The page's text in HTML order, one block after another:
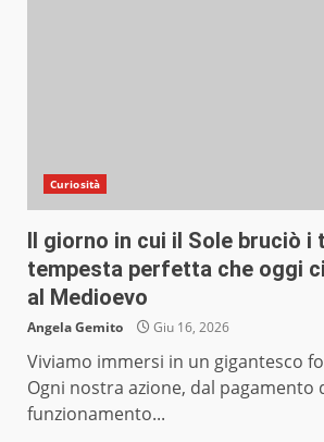
Curiosità
Il giorno in cui il Sole bruciò i
tempesta perfetta che oggi
al Medioevo
Angela Gemito Giu 16, 2026
Viviamo immersi in un gigantesco
Ogni nostra azione, dal pagamento
funzionamento...